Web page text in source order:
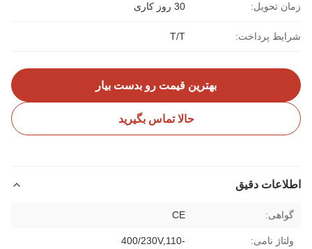
زمان تحویل: 30 روز کاری
شرایط پرداخت: T/T
بهترین قیمت رو بدست بیار
حالا تماس بگیرید
اطلاعات دقیق
گواهی: CE
ولتاژ نامی:
400/230V,110-